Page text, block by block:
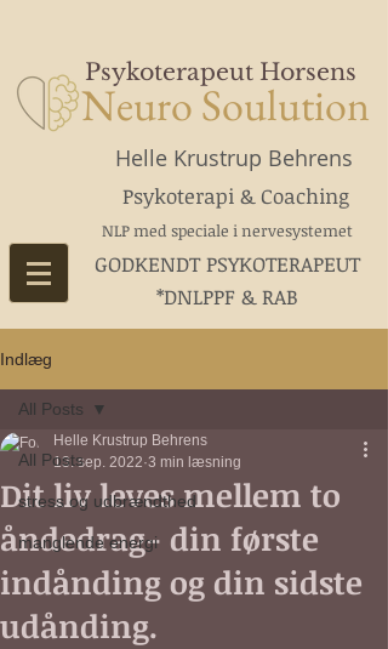
Psykoterapeut Horsens
Neuro Soulution
Helle Krustrup Behrens
Psykoterapi & Coaching
NLP med speciale i nervesystemet
GODKENDT PSYKOTERAPEUT
*DNLPPF & RAB
Indlæg
All Posts
stress og udbrændthed
manglende energi
All Posts
Dit liv leves mellem to
åndedrag- din første
indånding og din sidste
udånding.
Helle Krustrup Behrens
13. sep. 2022 3 min læsning